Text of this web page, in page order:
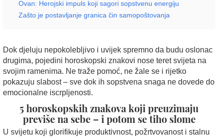
Ovan: Herojski impuls koji sagori sopstvenu energiju
Zašto je postavljanje granica čin samopoštovanja
Dok djeluju nepokolebljivo i uvijek spremno da budu oslonac
drugima, pojedini horoskopski znakovi nose teret svijeta na
svojim ramenima. Ne traže pomoć, ne žale se i rijetko
pokazuju slabost – sve dok ih sopstvena snaga ne dovede do
emocionalne iscrpljenosti.
5 horoskopskih znakova koji preuzimaju
previše na sebe – i potom se tiho slome
U svijetu koji glorifikuje produktivnost, požrtvovanost i stalnu